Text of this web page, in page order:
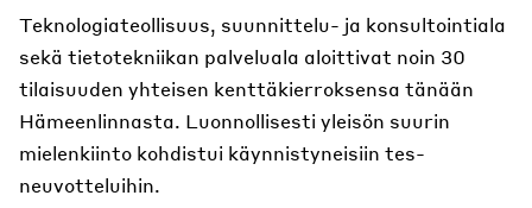
Teknologiateollisuus, suunnittelu- ja konsultointiala
sekä tietotekniikan palveluala aloittivat noin 30
tilaisuuden yhteisen kenttäkierroksensa tänään
Hämeenlinnasta. Luonnollisesti yleisön suurin
mielenkiinto kohdistui käynnistyneisiin tes-
neuvotteluihin.